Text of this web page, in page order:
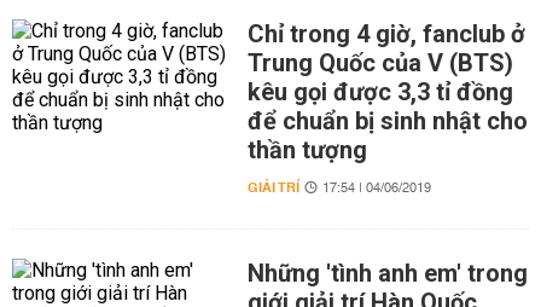
Chỉ trong 4 giờ, fanclub ở
Trung Quốc của V (BTS)
kêu gọi được 3,3 tỉ đồng
để chuẩn bị sinh nhật cho
thần tượng
GIẢI TRÍ 17:54 | 04/06/2019
Những 'tình anh em' trong